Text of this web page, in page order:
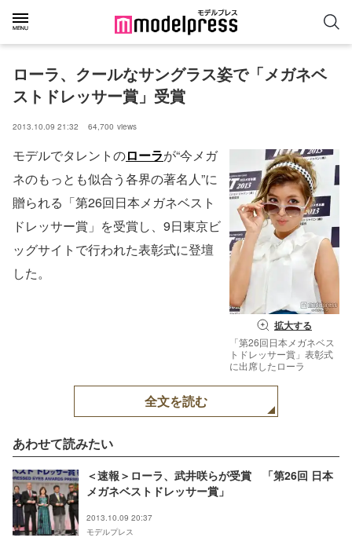
ローラ、クールなサングラス姿で「メガネベ
ストドレッサー賞」受賞
2013.10.09 21:32 64,700 views
拡大する
「第26回日本メガネベス
トドレッサー賞」表彰式
に出席したローラ
モデルでタレントのローラが“今メガ
ネのもっとも似合う各界の著名人”に
贈られる「第26回日本メガネベスト
ドレッサー賞」を受賞し、9日東京ビ
ッグサイトで行われた表彰式に登壇
した。
全文を読む
あわせて読みたい
＜速報＞ローラ、武井咲らが受賞 「第26回 日本
メガネベストドレッサー賞」
2013.10.09 20:37
モデルプレス